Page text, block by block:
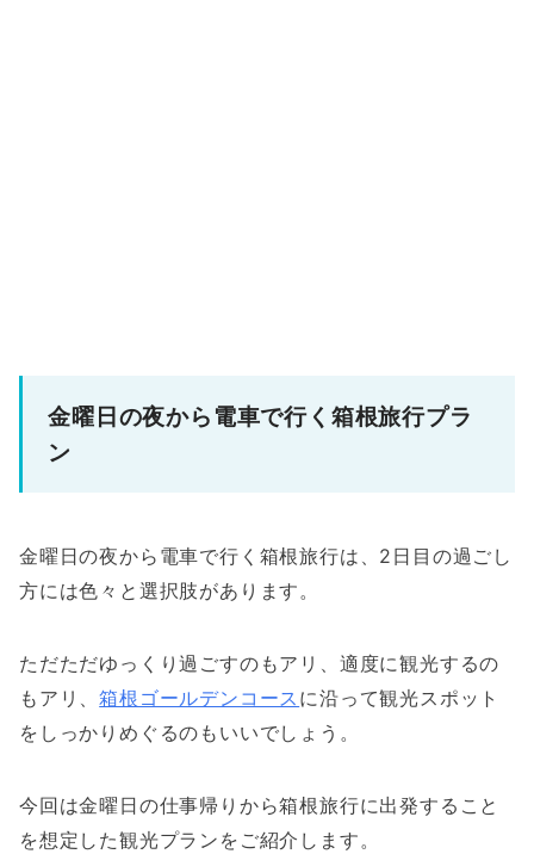
金曜日の夜から電車で行く箱根旅行プラ
ン
金曜日の夜から電車で行く箱根旅行は、2日目の過ごし
方には色々と選択肢があります。
ただただゆっくり過ごすのもアリ、適度に観光するの
もアリ、箱根ゴールデンコース に沿って観光スポット
をしっかりめぐるのもいいでしょう。
今回は金曜日の仕事帰りから箱根旅行に出発すること
を想定した観光プランをご紹介します。